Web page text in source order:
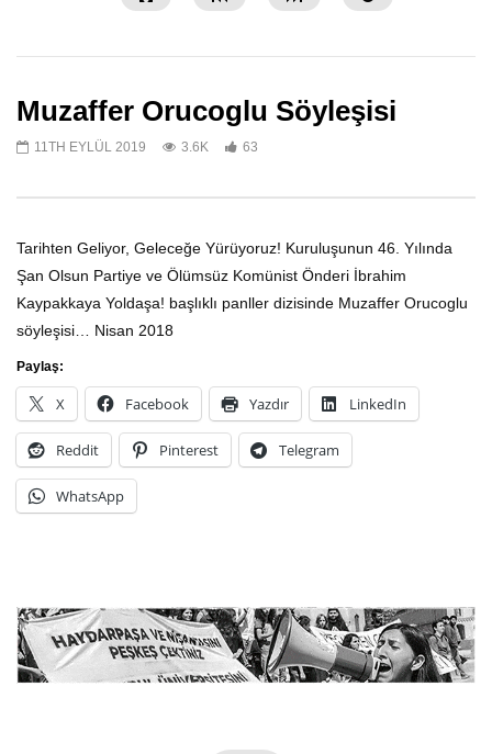
Katledilişinin 50. Yılında devrime
20TH MAYIS 2023
1
Ardıç Yeşili Gözlerin –
20TH MAYIS 2023
Muzaffer Orucoglu Söyleşisi
11TH EYLÜL 2019 3.6K 63
Tarihten Geliyor, Geleceğe Yürüyoruz! Kuruluşunun 46. Yılında
Şan Olsun Partiye ve Ölümsüz Komünist Önderi İbrahim
Kaypakkaya Yoldaşa! başlıklı panller dizisinde Muzaffer Orucoglu
söyleşisi… Nisan 2018
Paylaş:
X Facebook Yazdır LinkedIn
Reddit Pinterest Telegram
WhatsApp